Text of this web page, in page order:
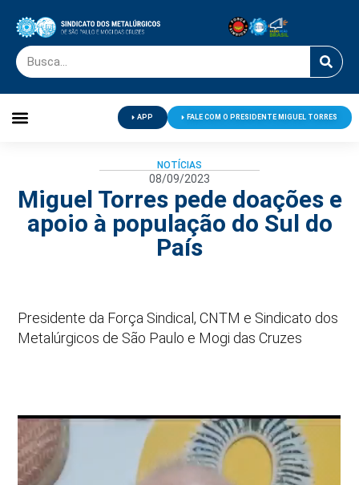
APP FALE COM O PRESIDENTE MIGUEL TORRES
NOTÍCIAS
08/09/2023
Miguel Torres pede doações e
apoio à população do Sul do
País
Presidente da Força Sindical, CNTM e Sindicato dos
Metalúrgicos de São Paulo e Mogi das Cruzes